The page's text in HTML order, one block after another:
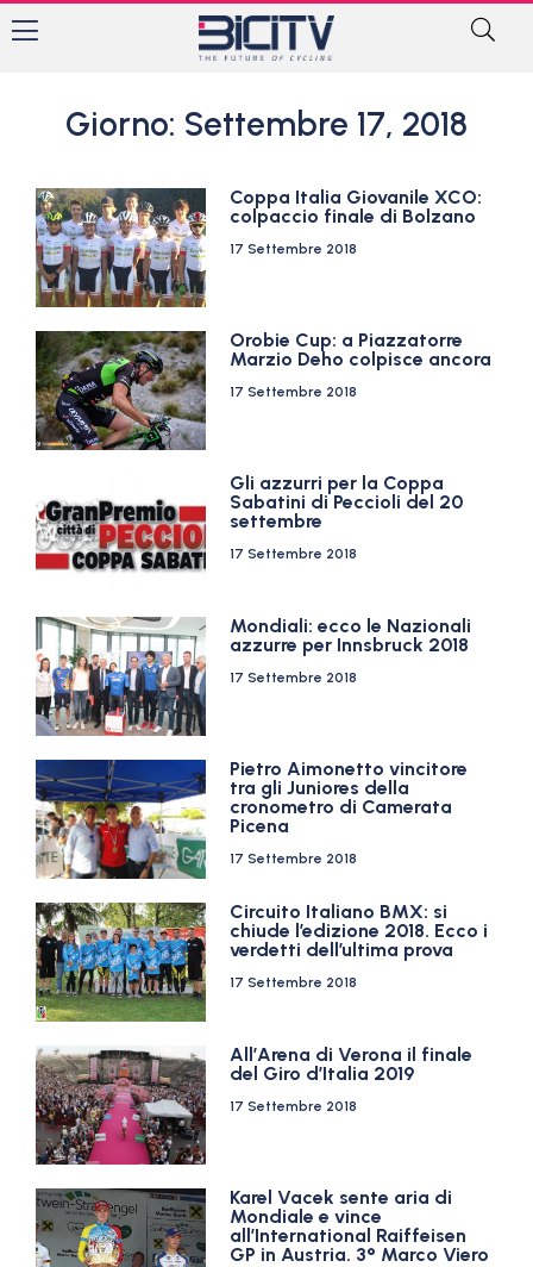
Giorno: Settembre 17, 2018
Coppa Italia Giovanile XCO:
colpaccio finale di Bolzano
17 Settembre 2018
Orobie Cup: a Piazzatorre
Marzio Deho colpisce ancora
17 Settembre 2018
Gli azzurri per la Coppa
Sabatini di Peccioli del 20
settembre
17 Settembre 2018
Mondiali: ecco le Nazionali
azzurre per Innsbruck 2018
17 Settembre 2018
Pietro Aimonetto vincitore
tra gli Juniores della
cronometro di Camerata
Picena
17 Settembre 2018
Circuito Italiano BMX: si
chiude l’edizione 2018. Ecco i
verdetti dell’ultima prova
17 Settembre 2018
All’Arena di Verona il finale
del Giro d’Italia 2019
17 Settembre 2018
Karel Vacek sente aria di
Mondiale e vince
all’International Raiffeisen
GP in Austria. 3° Marco Viero